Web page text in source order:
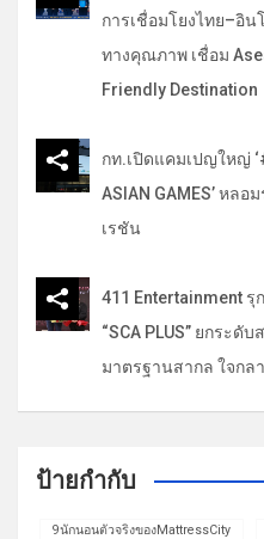
การเชื่อมโยงไทย–อิ
ทางคุณภาพ เชื่อม
Friendly Destination
กท.เปิดแคมเปญใหญ่
ASIAN GAMES’ หลอ
เรชัน
411 Entertainment
“SCA PLUS” ยกระ
มาตรฐานสากล ใจกล
ป้ายกำกับ
9นักนอนตัวจริงของMattressCity